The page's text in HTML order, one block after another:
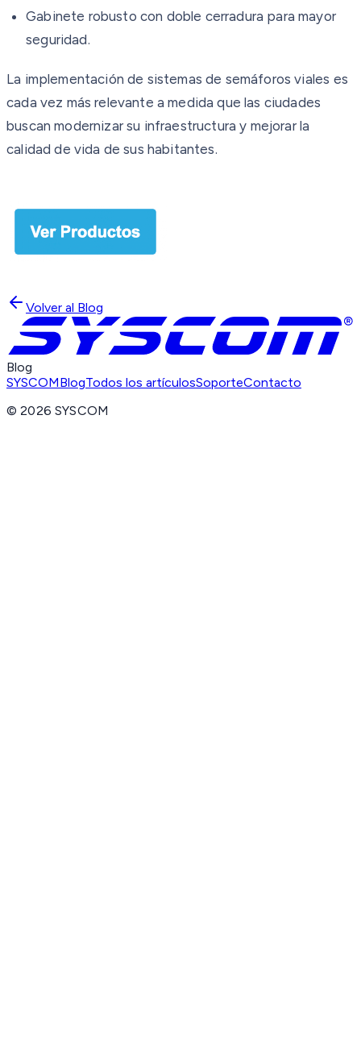
Gabinete robusto con doble cerradura para mayor
seguridad.
La implementación de sistemas de semáforos viales es
cada vez más relevante a medida que las ciudades
buscan modernizar su infraestructura y mejorar la
calidad de vida de sus habitantes.
Volver al Blog
Blog
SYSCOMBlogTodos los artículosSoporteContacto
©2026 SYSCOM